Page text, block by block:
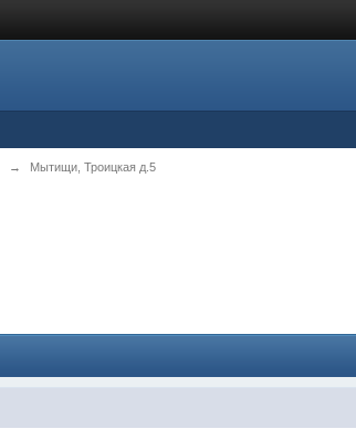
→ Мытищи, Троицкая д.5